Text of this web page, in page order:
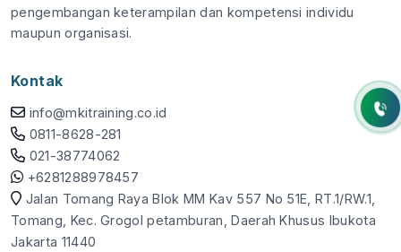
pengembangan keterampilan dan kompetensi individu
maupun organisasi.
Kontak
info@mkitraining.co.id
0811-8628-281
021-38774062
+6281288978457
Jalan Tomang Raya Blok MM Kav 557 No 51E, RT.1/RW.1,
Tomang, Kec. Grogol petamburan, Daerah Khusus Ibukota
Jakarta 11440